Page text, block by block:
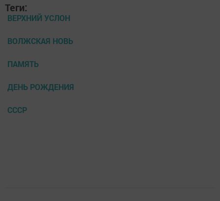
Теги:
ВЕРХНИЙ УСЛОН
ВОЛЖСКАЯ НОВЬ
ПАМЯТЬ
ДЕНЬ РОЖДЕНИЯ
СССР